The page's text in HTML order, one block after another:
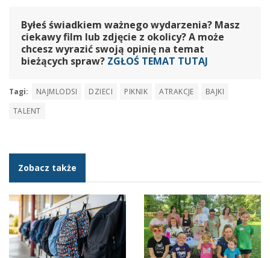
Byłeś świadkiem ważnego wydarzenia? Masz
ciekawy film lub zdjęcie z okolicy? A może
chcesz wyrazić swoją opinię na temat
bieżących spraw? ZGŁOŚ TEMAT TUTAJ
Tagi: NAJMLODSI DZIECI PIKNIK ATRAKCJE
BAJKI
TALENT
Zobacz także